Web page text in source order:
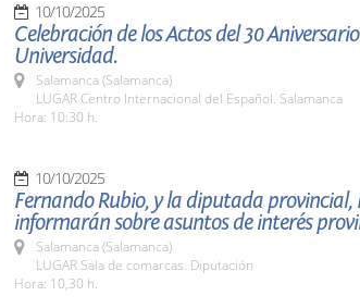
10/10/2025
Celebración de los Actos del 30
Universidad.
Salamanca (Salamanca)
LUGAR Centro Internacional del Español. Salamanca
Hora: 10:30 h.
10/10/2025
Fernando Rubio, y la diputada
informarán sobre asuntos de interés
Salamanca (Salamanca)
LUGAR Sala de comarcas. Diputación
Hora: 10,30 h.